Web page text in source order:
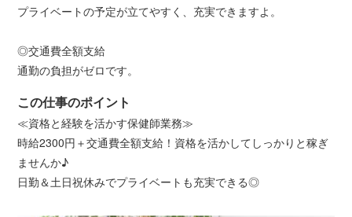
プライベートの予定が立てやすく、充実できますよ。
◎交通費全額支給
通勤の負担がゼロです。
この仕事のポイント
≪資格と経験を活かす保健師業務≫
時給2300円＋交通費全額支給！資格を活かしてしっかりと稼ぎ
ませんか♪
日勤＆土日祝休みでプライベートも充実できる◎